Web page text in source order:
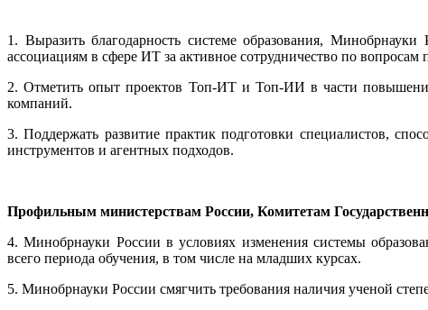
1. Выразить благодарность системе образования,
ассоциациям в сфере ИТ за активное сотрудничество по
2. Отметить опыт проектов Топ-ИТ и Топ-ИИ в части
компаний.
3. Поддержать развитие практик подготовки специалистов,
инструментов и агентных подходов.
Профильным министерствам России, Комитетам
4. Минобрнауки России в условиях изменения системы
всего периода обучения, в том числе на младших курсах.
5. Минобрнауки России смягчить требования наличия ученой